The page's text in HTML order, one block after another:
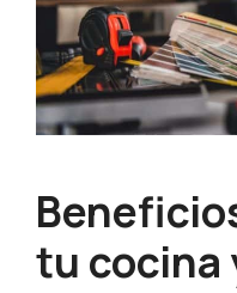
tu cocina